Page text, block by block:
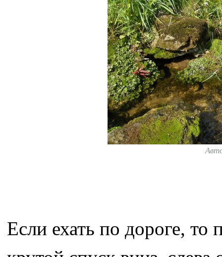
Если ехать по дороге, то